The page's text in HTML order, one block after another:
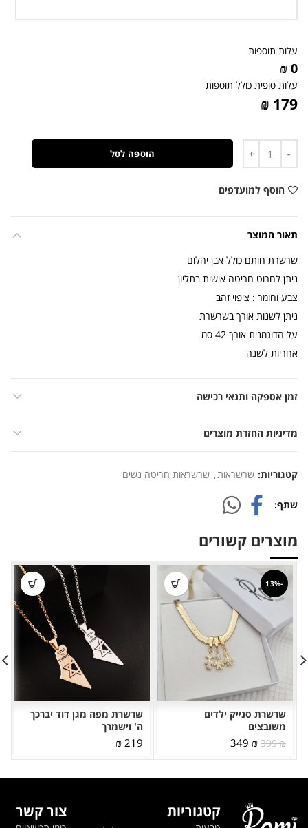
עלות תוספות
0 ₪
עלות סופית כולל תוספות
179 ₪
הוספה לסל
הוסף למועדפים
תאור המוצר
שרשרת חותם כולל אבן יהלום
ניתן לחרוט חריטה אישית בתליון
צבע וחומר : ציפוי זהב
ניתן לשנות אורך בשרשרת
על הדוגמנית אורך 42 סמ
אחריות לשנה
זמן אספקה ותנאי רכישה
מדיניות החזרת מוצרים
קטגוריות: שרשראות, שרשראות חריטה נשים
שתף
מוצרים קשורים
-13%
שרשרת סנייק ילדים
משובצים
399₪
המחיר
399 ₪.
349 ₪
349 ₪.
שרשרת מפה מגן דוד יברכך
ה' וישמרך
219 ₪
צור קשר קטגוריות